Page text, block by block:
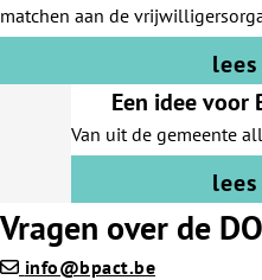
matchen aan de
Een idee voor
Van uit de gemeente
Vragen over de
info@bpact.be